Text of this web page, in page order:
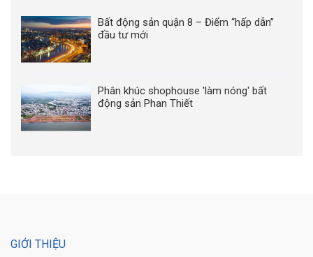
Bất động sản quận 8 – Điểm “hấp dẫn”
đầu tư mới
Phân khúc shophouse 'làm nóng' bất
động sản Phan Thiết
GIỚI THIỆU